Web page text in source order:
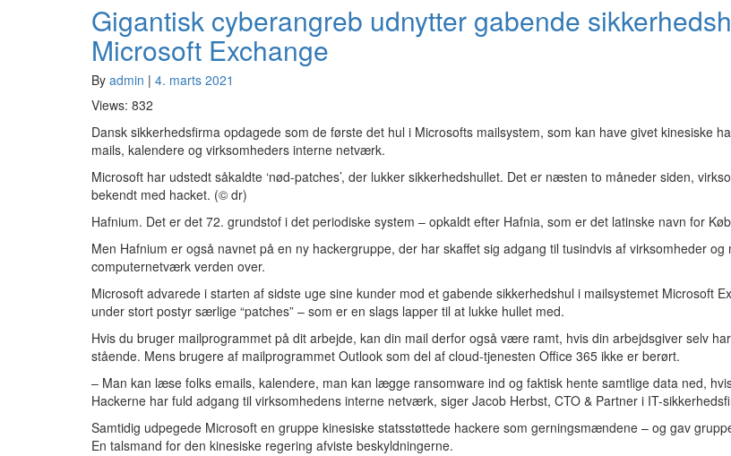
Gigantisk
cyberangreb
udnytter
sikkerhedshul
i
Exchange
Gigantisk cyberangreb udnytter gabende
Microsoft Exchange
By admin | 4. marts 2021
Views: 832
Dansk sikkerhedsfirma opdagede som de første det hul i Microsofts mailsystem, som kan have givet kinesiske
mails, kalendere og virksomheders interne netværk.
Microsoft har udstedt såkaldte ‘nød-patches’, der lukker sikkerhedshullet. Det er næsten to måneder siden,
bekendt med hacket. (© dr)
Hafnium. Det er det 72. grundstof i det periodiske system – opkaldt efter Hafnia, som er det latinske navn for
Men Hafnium er også navnet på en ny hackergruppe, der har skaffet sig adgang til tusindvis af virksomheder og
computernetværk verden over.
Microsoft advarede i starten af sidste uge sine kunder mod et gabende sikkerhedshul i mailsystemet Microsoft
under stort postyr særlige “patches” – som er en slags lapper til at lukke hullet med.
Hvis du bruger mailprogrammet på dit arbejde, kan din mail derfor også være ramt, hvis din arbejdsgiver selv
stående. Mens brugere af mailprogrammet Outlook som del af cloud-tjenesten Office 365 ikke er berørt.
– Man kan læse folks emails, kalendere, man kan lægge ransomware ind og faktisk hente samtlige data ned,
Hackerne har fuld adgang til virksomhedens interne netværk, siger Jacob Herbst, CTO & Partner i IT-
Samtidig udpegede Microsoft en gruppe kinesiske statsstøttede hackere som gerningsmændene – og gav
En talsmand for den kinesiske regering afviste beskyldningerne.